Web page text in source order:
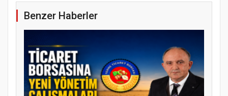
Benzer Haberler